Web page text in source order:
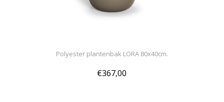
Polyester plantenbak LORA 80x40cm.
€367,00